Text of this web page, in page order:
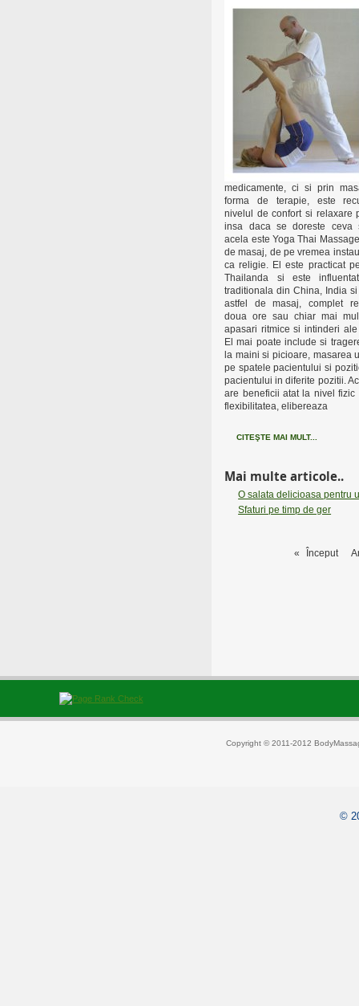
medicamente, ci si prin
forma de terapie, este
nivelul de confort si relaxare
insa daca se doreste ceva
acela este Yoga Thai
de masaj, de pe vremea
ca religie. El este practicat
Thailanda si este
traditionala din China, India
astfel de masaj, complet
doua ore sau chiar mai
apasari ritmice si intinderi
El mai poate include si
la maini si picioare, masarea
pe spatele pacientului si
pacientului in diferite pozitii.
are beneficii atat la nivel fizic
flexibilitatea, elibereaza
CITEŞTE MAI MULT...
Mai multe articole..
O salata delicioasa pentru
Sfaturi pe timp de ger
« Început
Copyright © 2011-2012
©